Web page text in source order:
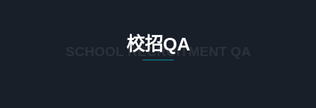
2. 熟悉 前端常用框架, 能独立完成设计给予的 UI 效果;
3. 有良好的代码习惯, 低级错误出现频率低;
校招QA
SCHOOL RECRUITMENT QA